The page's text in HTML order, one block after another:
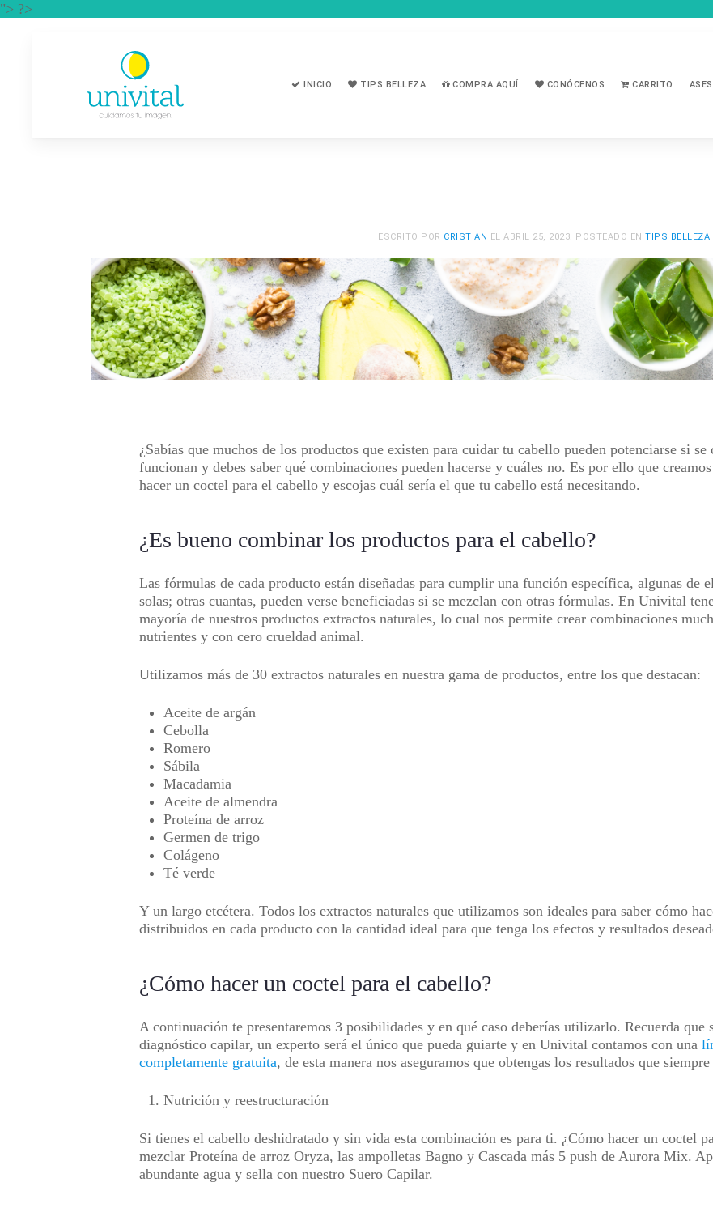
"> ?>
INICIO TIPS BELLEZA COMPRA AQUÍ CONÓCENOS CARRITO
ESCRITO POR CRISTIAN EL ABRIL 25, 2023. POSTEADO EN TIPS BELLEZA
¿Sabías que muchos de los productos que existen para cuidar tu cabello pueden potenciarse si
funcionan y debes saber qué combinaciones pueden hacerse y cuáles no. Es por ello que
hacer un coctel para el cabello y escojas cuál sería el que tu cabello está necesitando.
¿Es bueno combinar los productos para el cabello?
Las fórmulas de cada producto están diseñadas para cumplir una función específica, algunas de
solas; otras cuantas, pueden verse beneficiadas si se mezclan con otras fórmulas. En Univital
mayoría de nuestros productos extractos naturales, lo cual nos permite crear combinaciones
nutrientes y con cero crueldad animal.
Utilizamos más de 30 extractos naturales en nuestra gama de productos, entre los que destacan:
Aceite de argán
Cebolla
Romero
Sábila
Macadamia
Aceite de almendra
Proteína de arroz
Germen de trigo
Colágeno
Té verde
Y un largo etcétera. Todos los extractos naturales que utilizamos son ideales para saber cómo
distribuidos en cada producto con la cantidad ideal para que tenga los efectos y resultados
¿Cómo hacer un coctel para el cabello?
A continuación te presentaremos 3 posibilidades y en qué caso deberías utilizarlo. Recuerda que
diagnóstico capilar, un experto será el único que pueda guiarte y en Univital contamos con una
completamente gratuita, de esta manera nos aseguramos que obtengas los resultados que
Nutrición y reestructuración
Si tienes el cabello deshidratado y sin vida esta combinación es para ti. ¿Cómo hacer un coctel
mezclar Proteína de arroz Oryza, las ampolletas Bagno y Cascada más 5 push de Aurora Mix.
abundante agua y sella con nuestro Suero Capilar.